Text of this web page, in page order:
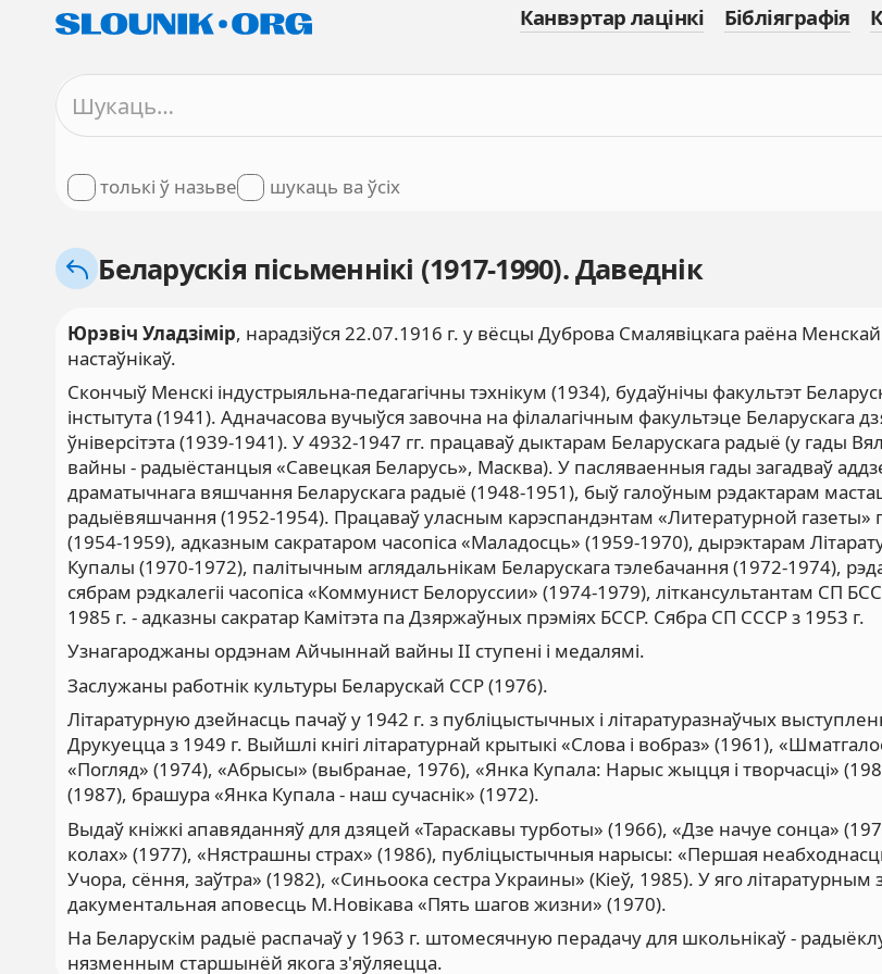
Канвэртар лацінкі Бібліяграфія
толькі ў назьве шукаць ва ўсіх
Беларускія пісьменнікі (1917-1990). Даведнік
Юрэвіч Уладзімір, нарадзіўся 22.07.1916 г. у вёсцы Дуброва Смалявіцкага раёна Менскай
настаўнікаў.
Скончыў Менскі індустрыяльна-педагагічны тэхнікум (1934), будаўнічы факультэт
інстытута (1941). Адначасова вучыўся завочна на філалагічным факультэце Беларускага
ўніверсітэта (1939-1941). У 4932-1947 гг. працаваў дыктарам Беларускага радыё (у гады
вайны - радыёстанцыя «Савецкая Беларусь», Масква). У пасляваенныя гады загадваў
драматычнага вяшчання Беларускага радыё (1948-1951), быў галоўным рэдактарам
радыёвяшчання (1952-1954). Працаваў уласным карэспандэнтам «Литературной газеты»
(1954-1959), адказным сакратаром часопіса «Маладосць» (1959-1970), дырэктарам
Купалы (1970-1972), палітычным аглядальнікам Беларускага тэлебачання (1972-1974),
сябрам рэдкалегіі часопіса «Коммунист Белоруссии» (1974-1979), літкансультантам СП
1985 г. - адказны сакратар Камітэта па Дзяржаўных прэміях БССР. Сябра СП СССР з 1953 г.
Узнагароджаны ордэнам Айчыннай вайны II ступені і медалямі.
Заслужаны работнік культуры Беларускай ССР (1976).
Літаратурную дзейнасць пачаў у 1942 г. з публіцыстычных і літаратуразнаўчых
Друкуецца з 1949 г. Выйшлі кнігі літаратурнай крытыкі «Слова і вобраз» (1961),
«Погляд» (1974), «Абрысы» (выбранае, 1976), «Янка Купала: Нарыс жыцця і творчасці»
(1987), брашура «Янка Купала - наш сучаснік» (1972).
Выдаў кніжкі апавяданняў для дзяцей «Тараскавы турботы» (1966), «Дзе начуе сонца»
колах» (1977), «Нястрашны страх» (1986), публіцыстычныя нарысы: «Першая
Учора, сёння, заўтра» (1982), «Синьоока сестра Украины» (Кіеў, 1985). У яго літаратурным
дакументальная аповесць М.Новікава «Пять шагов жизни» (1970).
На Беларускім радыё распачаў у 1963 г. штомесячную перадачу для школьнікаў -
нязменным старшынёй якога з'яўляецца.